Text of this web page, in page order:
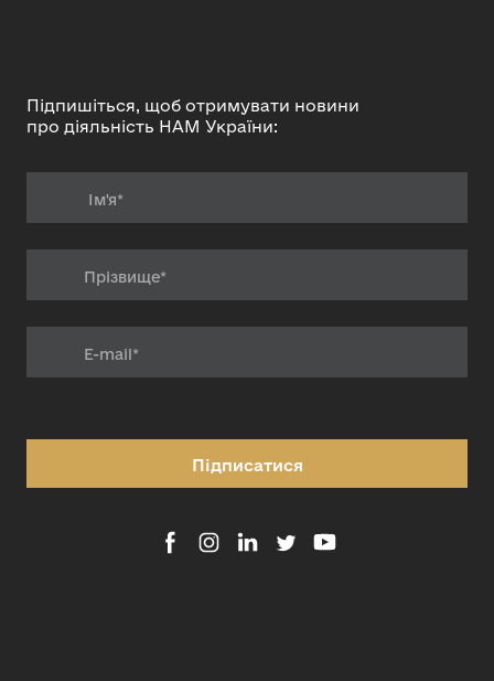
Підпишіться, щоб отримувати новини
про діяльність НАМ України:
Підписатися